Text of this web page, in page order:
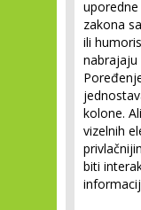
zakona
ili
nabrajaju
kolone.
vizelnih
biti